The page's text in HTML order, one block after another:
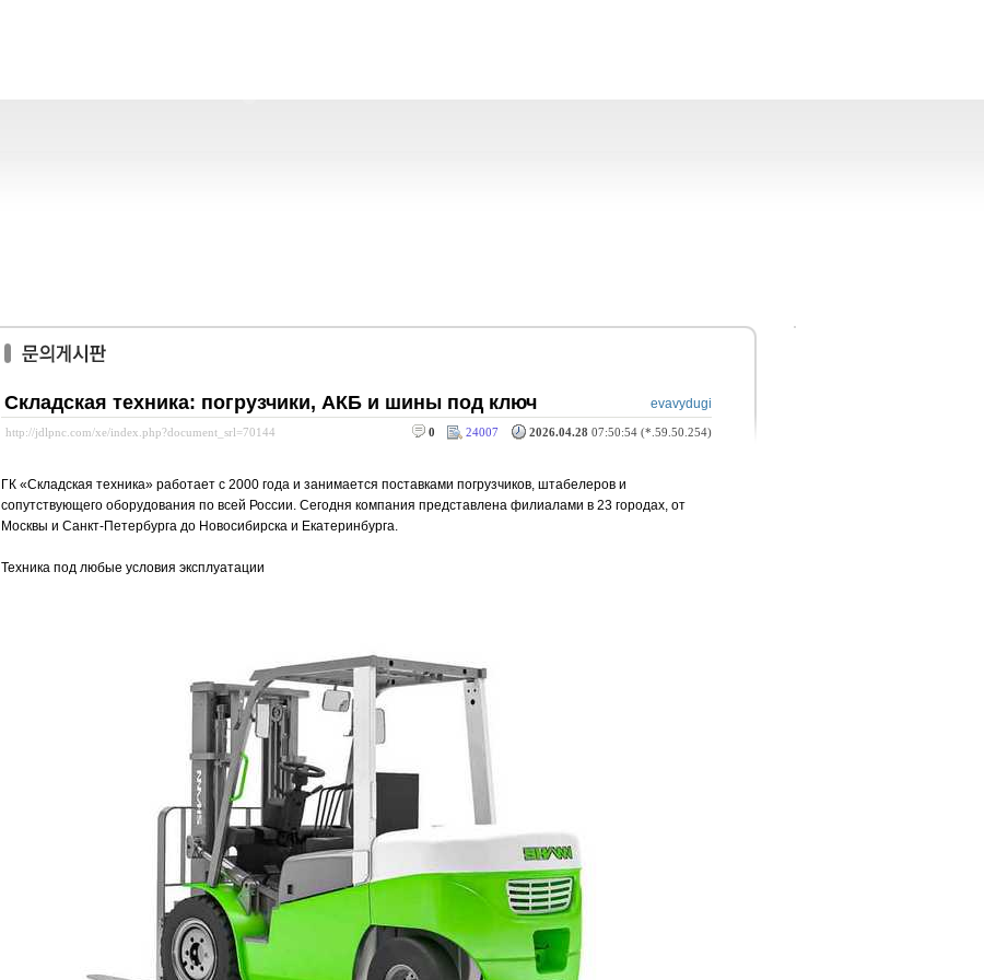
Складская техника: погрузчики, АКБ и шины под ключ evavydugi
http://jdlpnc.com/xe/index.php?document_srl=70144 2026.04.28 07:50:54 (*.59.50.254)
24007
0
ГК «Складская техника» работает с 2000 года и занимается поставками погрузчиков, штабелеров и
сопутствующего оборудования по всей России. Сегодня компания представлена филиалами в 23 городах, от
Москвы и Санкт-Петербурга до Новосибирска и Екатеринбурга.
Техника под любые условия эксплуатации